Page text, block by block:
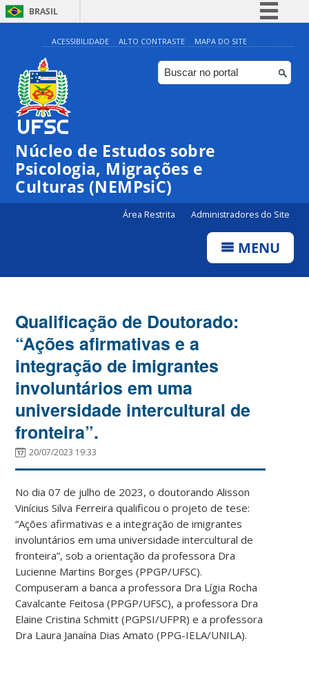
BRASIL
Simplifique!
Comunica BR
Participe
Canais
ACESSIBILIDADE ALTO CONTRASTE MAPA DO SITE
Núcleo de Estudos sobre
Psicologia, Migrações e
Culturas (NEMPsiC)
Área Restrita Administradores do Site
MENU
Qualificação de Doutorado:
“Ações afirmativas e a
integração de imigrantes
involuntários em uma
universidade intercultural de
fronteira”.
20/07/2023 19:33
No dia 07 de julho de 2023, o doutorando Alisson
Vinícius Silva Ferreira qualificou o projeto de tese:
“Ações afirmativas e a integração de imigrantes
involuntários em uma universidade intercultural de
fronteira”, sob a orientação da professora Dra
Lucienne Martins Borges (PPGP/UFSC).
Compuseram a banca a professora Dra Lígia Rocha
Cavalcante Feitosa (PPGP/UFSC), a professora Dra
Elaine Cristina Schmitt (PGPSI/UFPR) e a professora
Dra Laura Janaína Dias Amato (PPG-IELA/UNILA).